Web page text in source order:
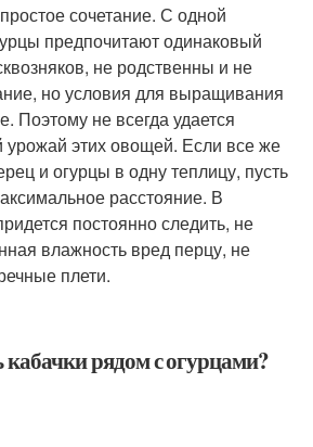
сочетание. С одной
предпочитают одинаковый
не родственны и не
но условия для выращивания
Поэтому не всегда удается
урожай этих овощей. Если все же
и огурцы в одну теплицу, пусть
расстояние. В
постоянно следить, не
влажность вред перцу, не
плети.
рядом с огурцами?